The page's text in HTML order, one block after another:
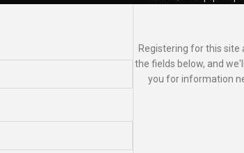
Registering for this site
the fields below, and
you for information